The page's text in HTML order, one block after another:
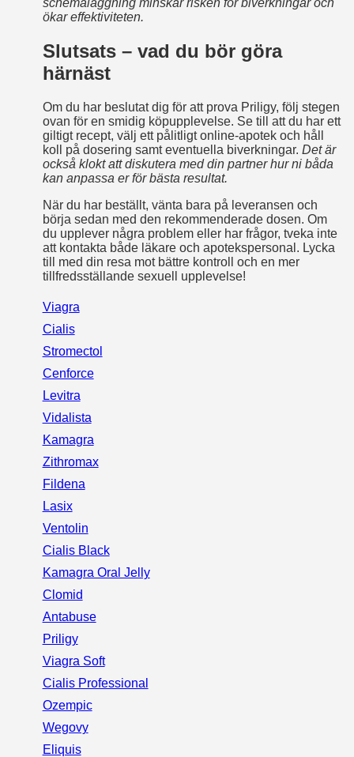
ökar effektiviteten.
Slutsats – vad du bör göra
härnäst
Om du har beslutat dig för att prova Priligy, följ stegen
ovan för en smidig köpupplevelse. Se till att du har ett
giltigt recept, välj ett pålitligt online‑apotek och håll
koll på dosering samt eventuella biverkningar. Det är
också klokt att diskutera med din partner hur ni båda
kan anpassa er för bästa resultat.
När du har beställt, vänta bara på leveransen och
börja sedan med den rekommenderade dosen. Om
du upplever några problem eller har frågor, tveka inte
att kontakta både läkare och apotekspersonal. Lycka
till med din resa mot bättre kontroll och en mer
tillfredsställande sexuell upplevelse!
Viagra
Cialis
Stromectol
Cenforce
Levitra
Vidalista
Kamagra
Zithromax
Fildena
Lasix
Ventolin
Cialis Black
Kamagra Oral Jelly
Clomid
Antabuse
Priligy
Viagra Soft
Cialis Professional
Ozempic
Wegovy
Eliquis